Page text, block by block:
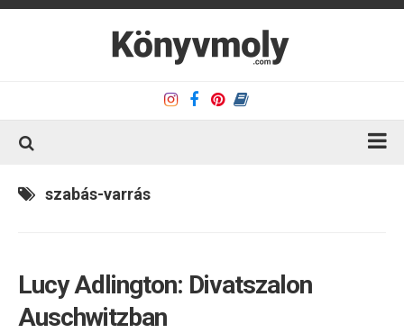
Kapcsolat
Olvasó sarok
szabás-varrás
Lucy Adlington: Divatszalon
Auschwitzban